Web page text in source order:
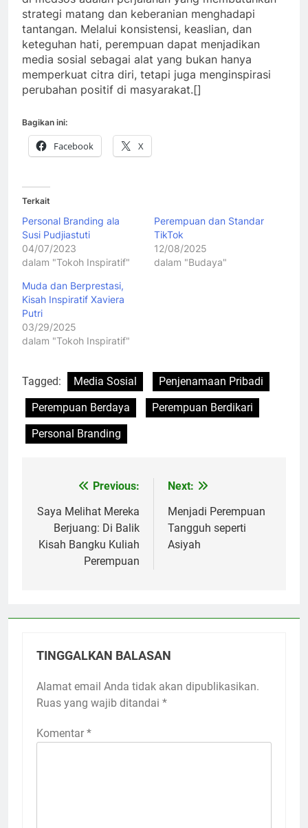
strategi matang dan keberanian menghadapi
tantangan. Melalui konsistensi, keaslian, dan
keteguhan hati, perempuan dapat menjadikan
media sosial sebagai alat yang bukan hanya
memperkuat citra diri, tetapi juga menginspirasi
perubahan positif di masyarakat.[]
Bagikan ini:
Facebook X
Terkait
Personal Branding ala
Susi Pudjiastuti
04/07/2023
dalam "Tokoh Inspiratif"
Perempuan dan Standar
TikTok
12/08/2025
dalam "Budaya"
Muda dan Berprestasi,
Kisah Inspiratif Xaviera
Putri
03/29/2025
dalam "Tokoh Inspiratif"
Tagged: Media Sosial
Penjenamaan Pribadi
Perempuan Berdaya
Perempuan Berdikari
Personal Branding
Navigasi
pos
Previous:
Saya Melihat Mereka
Berjuang: Di Balik
Kisah Bangku Kuliah
Perempuan
Next:
Menjadi Perempuan
Tangguh seperti
Asiyah
TINGGALKAN BALASAN
Alamat email Anda tidak akan dipublikasikan.
Ruas yang wajib ditandai *
Komentar *